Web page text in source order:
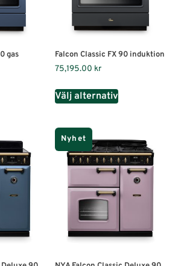
gas Falcon Classic FX 90 induktion
75,195.00 kr
Välj alternativ
Nyhet